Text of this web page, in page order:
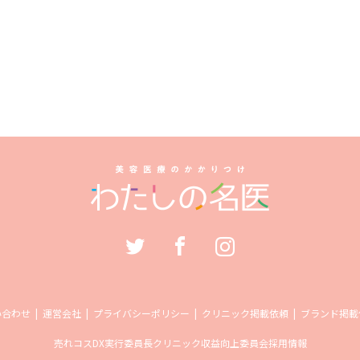
わせ 運営会社 プライバシーポリシー クリニック掲載依頼 ブランド掲
売れコスDX実行委員長クリニック収益向上委員会採用情報